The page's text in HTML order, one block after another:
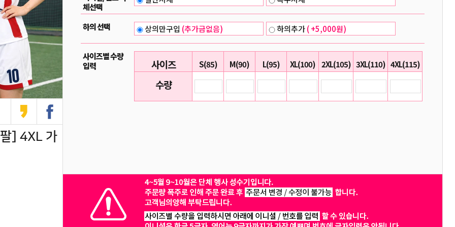
] 4XL 가
체선택
하의 선택 상의만구입 (추가금없음) 하의추가( +5,000원)
사이즈별 수량
입력
사이즈 S(85) M(90) L(95) XL(100) 2XL(105) 3XL(110) 4XL(115)
수량